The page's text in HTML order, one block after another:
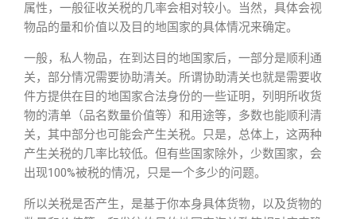
属性，一般征收关税的几率会相对较小。当然，具体会视
物品的量和价值以及目的地国家的具体情况来确定。
一般，私人物品，在到达目的地国家后，一部分是顺利通
关，部分情况需要协助清关。所谓协助清关也就是需要收
件方提供在目的地国家合法身份的一些证明，列明所收货
物的清单（品名数量价值等）和用途等，多数也能顺利清
关，其中部分也可能会产生关税。只是，总体上，这两种
产生关税的几率比较低。但有些国家除外，少数国家，会
出现100%被税的情况，只是一个多少的问题。
所以关税是否产生，是基于你本身具体货物，以及货物的